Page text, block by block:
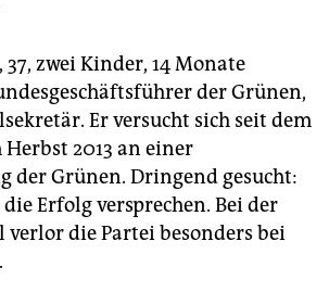
zwei Kinder, 14 Monate
der Grünen,
Er versucht sich seit dem
2013 an einer
der Grünen. Dringend gesucht:
Erfolg versprechen. Bei der
verlor die Partei besonders bei